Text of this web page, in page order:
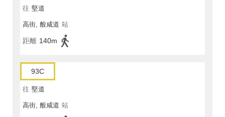
往 堅道
高街, 般咸道 站
距離 140m
93C
往 堅道
高街, 般咸道 站